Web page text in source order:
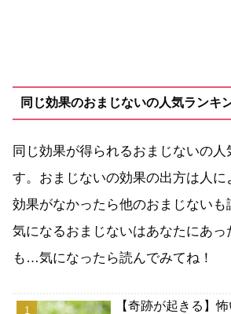
同じ効果のおまじないの人気ランキ
同じ効果が得られるおまじないの
す。おまじないの効果の出方は人
効果がなかったら他のおまじないも
気になるおまじないはあなたにあっ
も…気になったら読んでみてね！
【奇跡が起きる】